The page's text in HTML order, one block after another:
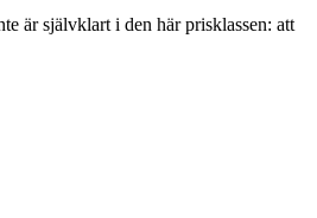
är självklart i den här prisklassen: att